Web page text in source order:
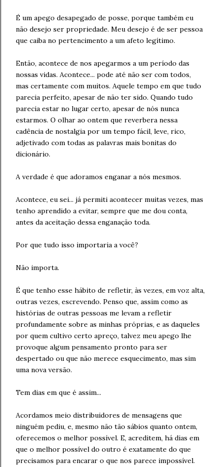
É um apego desapegado de posse, porque também eu
não desejo ser propriedade. Meu desejo é de ser pessoa
que caiba no pertencimento a um afeto legítimo.
Então, acontece de nos apegarmos a um período das
nossas vidas. Acontece... pode até não ser com todos,
mas certamente com muitos. Aquele tempo em que tudo
parecia perfeito, apesar de não ter sido. Quando tudo
parecia estar no lugar certo, apesar de nós nunca
estarmos. O olhar ao ontem que reverbera nessa
cadência de nostalgia por um tempo fácil, leve, rico,
adjetivado com todas as palavras mais bonitas do
dicionário.
A verdade é que adoramos enganar a nós mesmos.
Acontece, eu sei... já permiti acontecer muitas vezes, mas
tenho aprendido a evitar, sempre que me dou conta,
antes da aceitação dessa enganação toda.
Por que tudo isso importaria a você?
Não importa.
É que tenho esse hábito de refletir, às vezes, em voz alta,
outras vezes, escrevendo. Penso que, assim como as
histórias de outras pessoas me levam a refletir
profundamente sobre as minhas próprias, e as daqueles
por quem cultivo certo apreço, talvez meu apego lhe
provoque algum pensamento pronto para ser
despertado ou que não merece esquecimento, mas sim
uma nova versão.
Tem dias em que é assim...
Acordamos meio distribuidores de mensagens que
ninguém pediu, e, mesmo não tão sábios quanto ontem,
oferecemos o melhor possível. E, acreditem, há dias em
que o melhor possível do outro é exatamente do que
precisamos para encarar o que nos parece impossível.